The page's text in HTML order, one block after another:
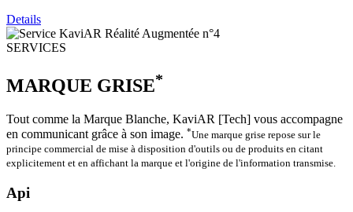
Details
SERVICES
MARQUE GRISE*
Tout comme la Marque Blanche, KaviAR [Tech] vous accompagne
en communicant grâce à son image. *Une marque grise repose sur le
principe commercial de mise à disposition d'outils ou de produits en citant
explicitement et en affichant la marque et l'origine de l'information transmise.
Api